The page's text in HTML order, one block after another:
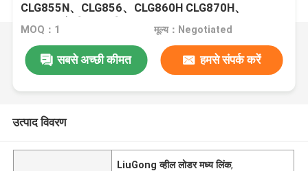
CLG855N、CLG856、CLG860H CLG870H、
CLG888 के लिए मध्य लिंक
MOQ：1 मूल्य：Negotiated
सबसे अच्छी कीमत हमसे संपर्क करें
उत्पाद विवरण
LiuGong व्हील लोडर मध्य लिंक,